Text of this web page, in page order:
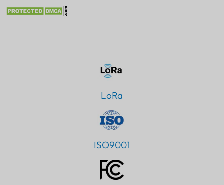
LoRa
ISO9001